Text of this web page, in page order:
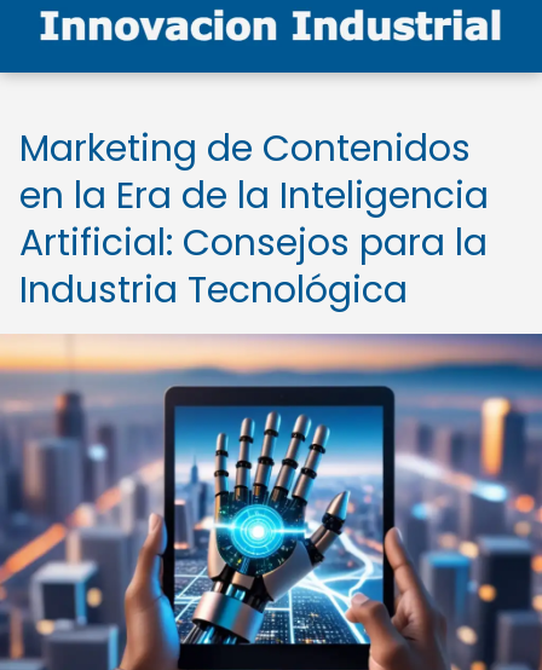
Marketing de Contenidos
en la Era de la Inteligencia
Artificial: Consejos para la
Industria Tecnológica